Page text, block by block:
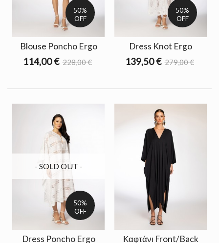
50%
OFF
Blouse Poncho Ergo
114,00 € 228,00 €
50%
OFF
Dress Knot Ergo
139,50 € 279,00 €
50%
OFF
- SOLD OUT -
Dress Poncho Ergo Καφτάνι Front/Back